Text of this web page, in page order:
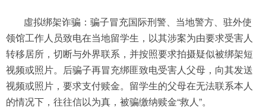
虛拟绑架诈骗：骗子冒充国际刑警、当地警方、驻外使
领馆工作人员致电在当地留学生，以其涉案为由要求受害人
转移居所，切断与外界联系，并按照要求拍摄疑似被绑架短
视频或照片。后骗子再冒充绑匪致电受害人父母，向其发送
视频或照片，要求支付赎金。留学生的父母在无法联系本人
的情况下，往往信以为真，被骗缴纳赎金“救人”。